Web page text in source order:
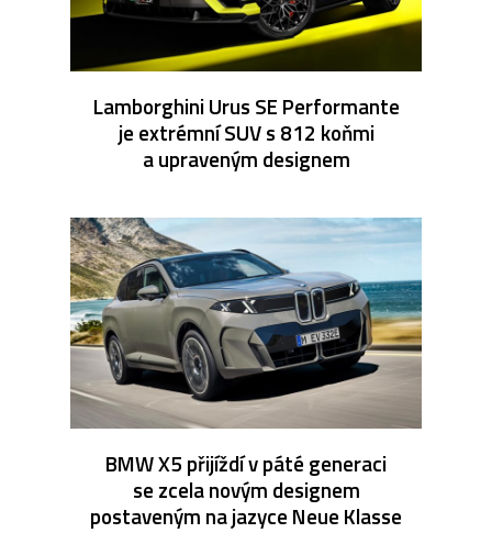
Lamborghini Urus SE Performante
je extrémní SUV s 812 koňmi
a upraveným designem
BMW X5 přijíždí v páté generaci
se zcela novým designem
postaveným na jazyce Neue Klasse